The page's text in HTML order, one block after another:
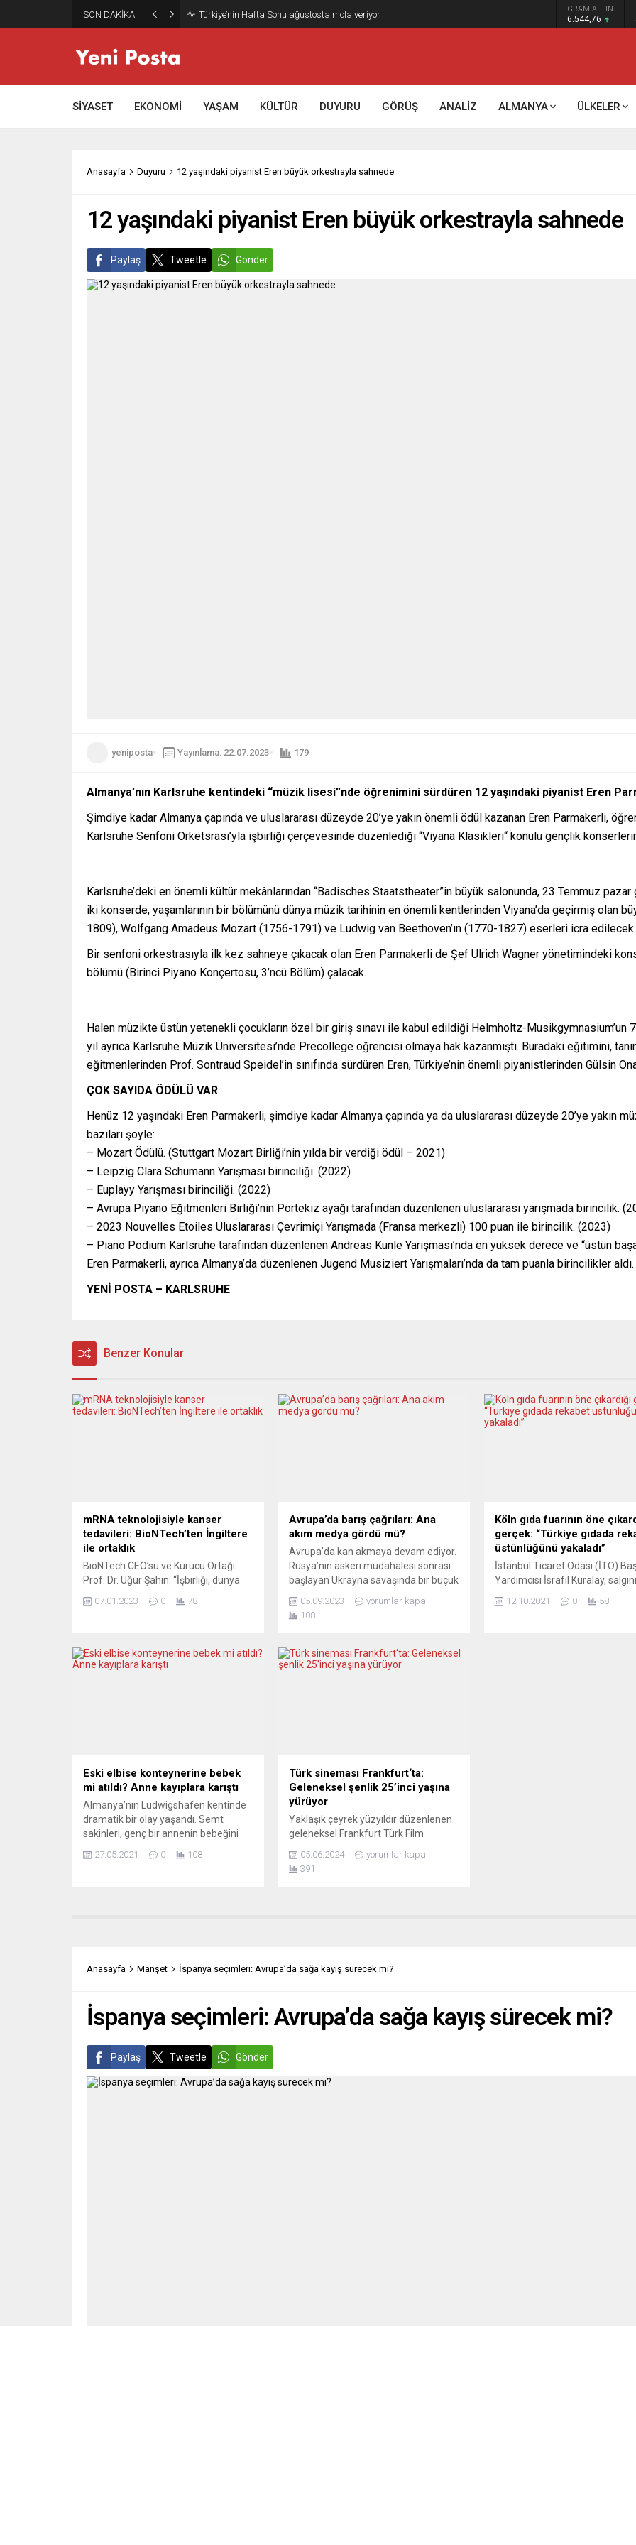
SON DAKİKA Türkiye’nin Hafta Sonu ağustosta mola veriyor GRAM ALTIN
6.544,76
SİYASET EKONOMİ YAŞAM KÜLTÜR DUYURU GÖRÜŞ ANALİZ ALMANYA ÜLKELER
Anasayfa Duyuru 12 yaşındaki piyanist Eren büyük orkestrayla sahnede
12 yaşındaki piyanist Eren büyük orkestrayla sahnede
Paylaş Tweetle Gönder
yeniposta Yayınlama: 22.07.2023 179
Almanya’nın Karlsruhe kentindeki “müzik lisesi”nde öğrenimini sürdüren 12 yaşındaki piyanist Eren
Şimdiye kadar Almanya çapında ve uluslararası düzeyde 20’ye yakın önemli ödül kazanan Eren Parmakerli,
Karlsruhe Senfoni Orketsrası’yla işbirliği çerçevesinde düzenlediği “Viyana Klasikleri“ konulu gençlik
Karlsruhe’deki en önemli kültür mekânlarından “Badisches Staatstheater”in büyük salonunda, 23 Temmuz
iki konserde, yaşamlarının bir bölümünü dünya müzik tarihinin en önemli kentlerinden Viyana’da geçirmiş olan
1809), Wolfgang Amadeus Mozart (1756-1791) ve Ludwig van Beethoven’ın (1770-1827) eserleri icra edilecek.
Bir senfoni orkestrasıyla ilk kez sahneye çıkacak olan Eren Parmakerli de Şef Ulrich Wagner yönetimindeki
bölümü (Birinci Piyano Konçertosu, 3’ncü Bölüm) çalacak.
Halen müzikte üstün yetenekli çocukların özel bir giriş sınavı ile kabul edildiği Helmholtz-Musikgymnasium’un
yıl ayrıca Karlsruhe Müzik Üniversitesi’nde Precollege öğrencisi olmaya hak kazanmıştı. Buradaki eğitimini,
eğitmenlerinden Prof. Sontraud Speidel’in sınıfında sürdüren Eren, Türkiye’nin önemli piyanistlerinden Gülsin
ÇOK SAYIDA ÖDÜLÜ VAR
Henüz 12 yaşındaki Eren Parmakerli, şimdiye kadar Almanya çapında ya da uluslararası düzeyde 20’ye yakın
bazıları şöyle:
– Mozart Ödülü. (Stuttgart Mozart Birliği’nin yılda bir verdiği ödül – 2021)
– Leipzig Clara Schumann Yarışması birinciliği. (2022)
– Euplayy Yarışması birinciliği. (2022)
– Avrupa Piyano Eğitmenleri Birliği’nin Portekiz ayağı tarafından düzenlenen uluslararası yarışmada birincilik.
– 2023 Nouvelles Etoiles Uluslararası Çevrimiçi Yarışmada (Fransa merkezli) 100 puan ile birincilik. (2023)
– Piano Podium Karlsruhe tarafından düzenlenen Andreas Kunle Yarışması’nda en yüksek derece ve “üstün
Eren Parmakerli, ayrıca Almanya’da düzenlenen Jugend Musiziert Yarışmaları’nda da tam puanla birincilikler
YENİ POSTA – KARLSRUHE
Benzer Konular
mRNA teknolojisiyle kanser
tedavileri: BioNTech’ten İngiltere
ile ortaklık
BioNTech CEO’su ve Kurucu Ortağı
Prof. Dr. Uğur Şahin: “İşbirliği, dünya
insanı etkileyen çeşitli kanser türlerini
firması BioNTech, mRNA teknolojisiyle
kişiselleştirilmiş kanser tedavileri için
07.01.2023 0 78
Avrupa’da barış çağrıları: Ana
akım medya gördü mü?
Avrupa’da kan akmaya devam ediyor.
Rusya’nın askeri müdahalesi sonrası
başlayan Ukrayna savaşında bir buçuk
Tam da felaketin eşliğinde duruyoruz.
İkinci yıla doğru giderken her gün
askerler, siviller hayatlarını
kaybetmeye devam ediyor. Çok güçlü
05.09.2023
yorumlar kapalı
108
Köln gıda fuarının öne
gerçek: “Türkiye gıdada
üstünlüğünü yakaladı”
İstanbul Ticaret Odası (İTO)
Yardımcısı İsrafil Kuralay,
firmalarının ne kadar hızlı
12.10.2021 0 58
Eski elbise konteynerine bebek
mi atıldı? Anne kayıplara karıştı
Almanya’nın Ludwigshafen kentinde
dramatik bir olay yaşandı. Semt
sakinleri, genç bir annenin bebeğini
atmaya çalıştığını görünce polisi
bebeğin, annesi olduğu...
27.05.2021 0 108
Türk sineması Frankfurt‘ta:
Geleneksel şenlik 25’inci yaşına
yürüyor
Yaklaşık çeyrek yüzyıldır düzenlenen
geleneksel Frankfurt Türk Film
olduğu gibi Türk sinemasına emek
veren sanatçılarımız unutulmadı. Vefa
büyük yazar Aziz...
05.06.2024
yorumlar kapalı
391
Anasayfa Manşet İspanya seçimleri: Avrupa’da sağa kayış sürecek mi?
İspanya seçimleri: Avrupa’da sağa kayış sürecek mi?
Paylaş Tweetle Gönder